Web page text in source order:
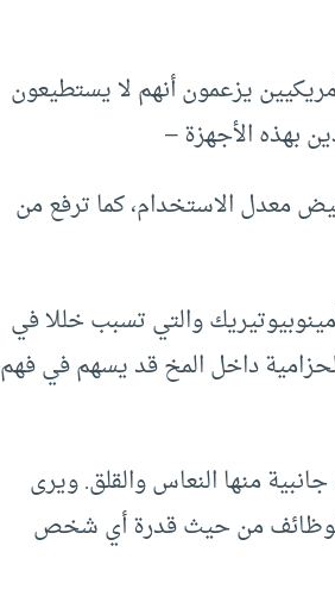
أن 46 في المئة من الأمريكيين يزعمون أنهم لا يستطيعون
بهذه الأجهزة –
معدل الاستخدام، كما ترفع من
والتي تسبب خللا في
داخل المخ قد يسهم في فهم
منها النعاس والقلق. ويرى
الوظائف من حيث قدرة أي شخص